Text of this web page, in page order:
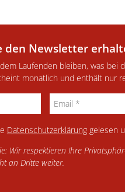
den Newsletter
Laufenden bleiben, was bei
monatlich und enthält nur
Datenschutzerklärunggelesen
Wir respektieren Ihre
an Dritte weiter.